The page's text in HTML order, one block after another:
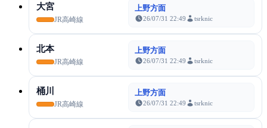
大宮
JR高崎線
上野方面
26/07/31 22:49 tsrknic
北本
JR高崎線
上野方面
26/07/31 22:49 tsrknic
桶川
JR高崎線
上野方面
26/07/31 22:49 tsrknic